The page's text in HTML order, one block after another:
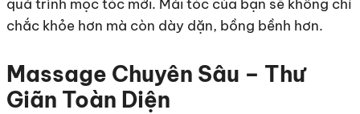
quá trình mọc tóc mới. Mái tóc của bạn sẽ không chỉ
chắc khỏe hơn mà còn dày dặn, bồng bềnh hơn.
Massage Chuyên Sâu – Thư
Giãn Toàn Diện